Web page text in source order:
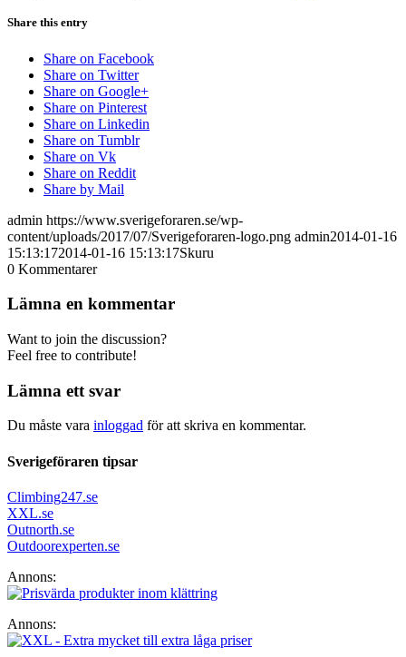
Share this entry
Share on Facebook
Share on Twitter
Share on Google+
Share on Pinterest
Share on Linkedin
Share on Tumblr
Share on Vk
Share on Reddit
Share by Mail
admin https://www.sverigeforaren.se/wp-
content/uploads/2017/07/Sverigeforaren-logo.png admin2014-01-16
15:13:172014-01-16 15:13:17Skuru
0 Kommentarer
Lämna en kommentar
Want to join the discussion?
Feel free to contribute!
Lämna ett svar
Du måste vara inloggad för att skriva en kommentar.
Sverigeföraren tipsar
Climbing247.se
XXL.se
Outnorth.se
Outdoorexperten.se
Annons:
Annons: